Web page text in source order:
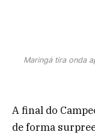
Maringá tira onda
A final do
de forma